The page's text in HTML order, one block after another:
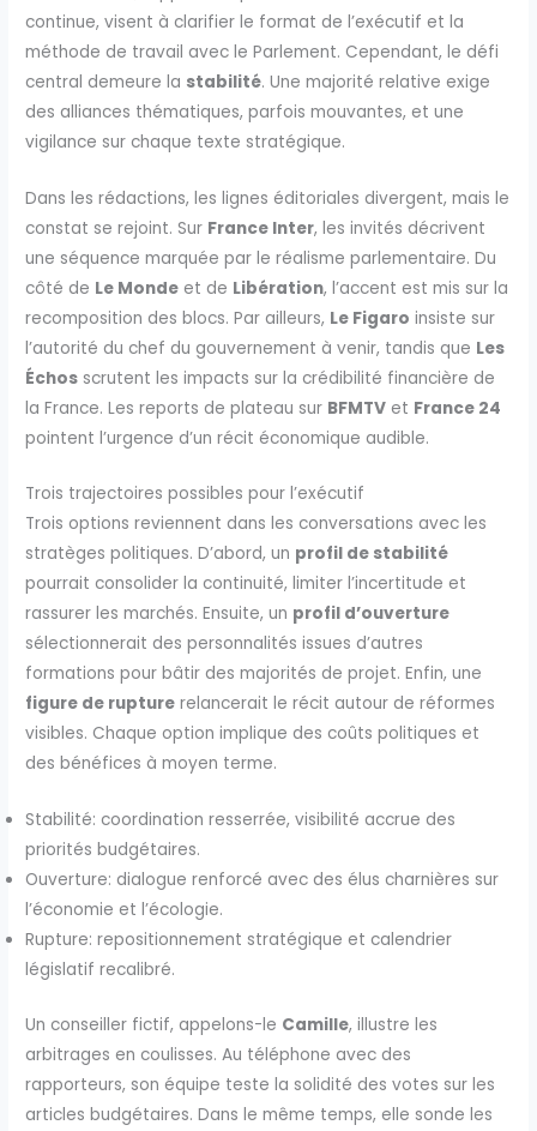
continue, visent à clarifier le format de l’exécutif et la
méthode de travail avec le Parlement. Cependant, le défi
central demeure la stabilité. Une majorité relative exige
des alliances thématiques, parfois mouvantes, et une
vigilance sur chaque texte stratégique.
Dans les rédactions, les lignes éditoriales divergent, mais le
constat se rejoint. Sur France Inter, les invités décrivent
une séquence marquée par le réalisme parlementaire. Du
côté de Le Monde et de Libération, l’accent est mis sur la
recomposition des blocs. Par ailleurs, Le Figaro insiste sur
l’autorité du chef du gouvernement à venir, tandis que Les
Échos scrutent les impacts sur la crédibilité financière de
la France. Les reports de plateau sur BFMTV et France 24
pointent l’urgence d’un récit économique audible.
Trois trajectoires possibles pour l’exécutif
Trois options reviennent dans les conversations avec les
stratèges politiques. D’abord, un profil de stabilité
pourrait consolider la continuité, limiter l’incertitude et
rassurer les marchés. Ensuite, un profil d’ouverture
sélectionnerait des personnalités issues d’autres
formations pour bâtir des majorités de projet. Enfin, une
figure de rupture relancerait le récit autour de réformes
visibles. Chaque option implique des coûts politiques et
des bénéfices à moyen terme.
Stabilité: coordination resserrée, visibilité accrue des
priorités budgétaires.
Ouverture: dialogue renforcé avec des élus charnières sur
l’économie et l’écologie.
Rupture: repositionnement stratégique et calendrier
législatif recalibré.
Un conseiller fictif, appelons-le Camille, illustre les
arbitrages en coulisses. Au téléphone avec des
rapporteurs, son équipe teste la solidité des votes sur les
articles budgétaires. Dans le même temps, elle sonde les